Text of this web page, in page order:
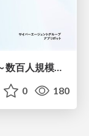
なぜ勉強会だけでは浸透しないのか ～数百人規模の組織でコーディングエージェントを当たり前にした戦略とその結果～
0 180